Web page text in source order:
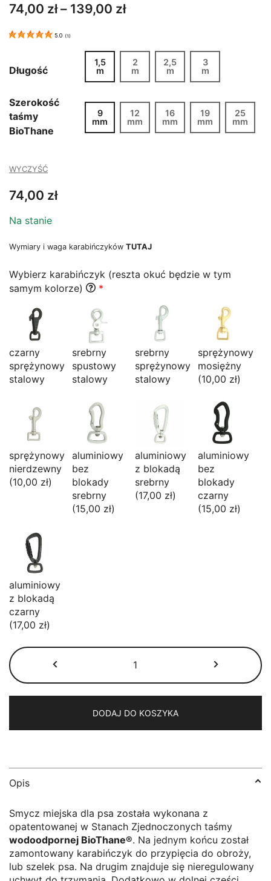
74,00 zł – 139,00 złZakres
74,00 zł
do
139,00 zł
5.0 (1)
Długość
1,5
m
2
m
2,5
m
3
m
Szerokość
taśmy
BioThane
9
mm
12
mm
16
mm
19
mm
25
mm
WYCZYŚĆ
74,00 zł
Na stanie
Wymiary i waga karabińczyków TUTAJ
Wybierz karabińczyk (reszta okuć będzie w tym
samym kolorze)
*
czarny
sprężynowy
stalowy
srebrny
spustowy
stalowy
srebrny
sprężynowy
stalowy
sprężynowy
mosiężny
(10,00 zł)
sprężynowy
nierdzewny
(10,00 zł)
aluminiowy
bez
blokady
srebrny
(15,00 zł)
aluminiowy
z blokadą
srebrny
(17,00 zł)
aluminiowy
bez
blokady
czarny
(15,00 zł)
aluminiowy
z blokadą
czarny
(17,00 zł)
Smycz
miejska
BioThane®
czarna
DODAJ DO KOSZYKA
Opis
Smycz miejska dla psa została wykonana z
opatentowanej w Stanach Zjednoczonych taśmy
wodoodpornej BioThane®. Na jednym końcu został
zamontowany karabińczyk do przypięcia do obroży,
lub szelek psa. Na drugim znajduje się nieregulowany